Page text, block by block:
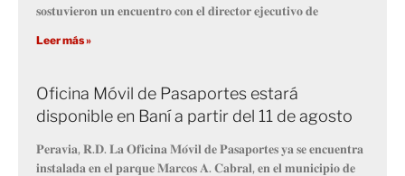
𝐬𝐨𝐬𝐭𝐮𝐯𝐢𝐞𝐫𝐨𝐧 𝐮𝐧 𝐞𝐧𝐜𝐮𝐞𝐧𝐭𝐫𝐨 𝐜𝐨𝐧 𝐞𝐥 𝐝𝐢𝐫𝐞𝐜𝐭𝐨𝐫 𝐞𝐣𝐞𝐜𝐮𝐭𝐢𝐯𝐨 𝐝𝐞
Leer más »
Oficina Móvil de Pasaportes estará
disponible en Baní a partir del 11 de agosto
𝐏𝐞𝐫𝐚𝐯𝐢𝐚, 𝐑.𝐃. 𝐋𝐚 𝐎𝐟𝐢𝐜𝐢𝐧𝐚 𝐌𝐨́𝐯𝐢𝐥 𝐝𝐞 𝐏𝐚𝐬𝐚𝐩𝐨𝐫𝐭𝐞𝐬 𝐲𝐚 𝐬𝐞 𝐞𝐧𝐜𝐮𝐞𝐧𝐭𝐫𝐚
𝐢𝐧𝐬𝐭𝐚𝐥𝐚𝐝𝐚 𝐞𝐧 𝐞𝐥 𝐩𝐚𝐫𝐪𝐮𝐞 𝐌𝐚𝐫𝐜𝐨𝐬 𝐀. 𝐂𝐚𝐛𝐫𝐚𝐥, 𝐞𝐧 𝐞𝐥 𝐦𝐮𝐧𝐢𝐜𝐢𝐩𝐢𝐨 𝐝𝐞